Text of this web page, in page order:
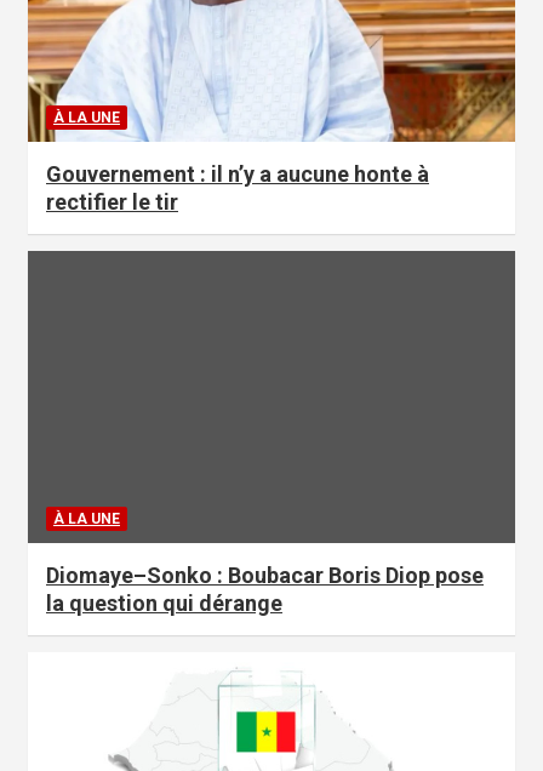
À LA UNE
Gouvernement : il n’y a aucune honte à
rectifier le tir
À LA UNE
Diomaye–Sonko : Boubacar Boris Diop pose
la question qui dérange